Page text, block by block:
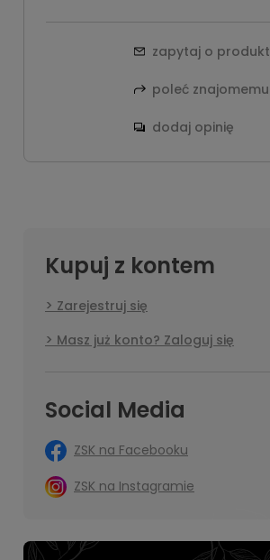
zapytaj o produkt
poleć znajomemu
dodaj opinię
Kupuj z kontem
Zarejestruj się
Masz już konto? Zaloguj się
Social Media
ZSK na Facebooku
ZSK na Instagramie